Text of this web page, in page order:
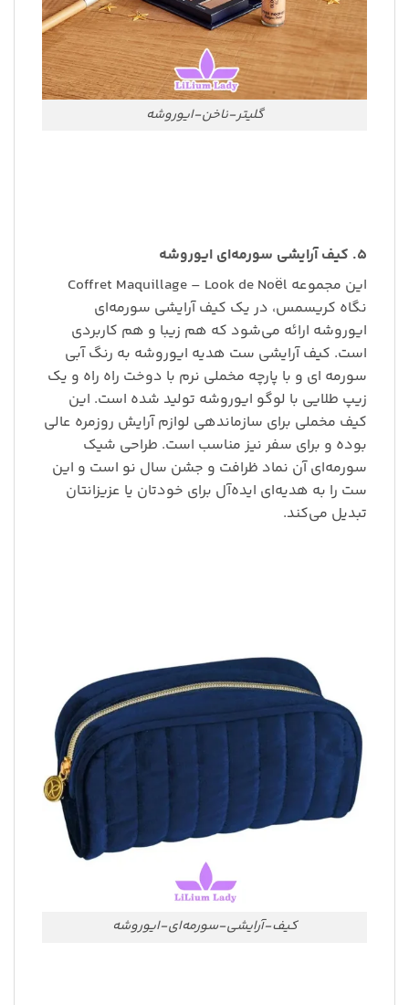
گلیتر-ناخن-ایوروشه
۵. کیف آرایشی سورمه‌ای ایوروشه
این مجموعه Coffret Maquillage – Look de Noël
نگاه کریسمس، در یک کیف آرایشی سورمه‌ای
ایوروشه ارائه می‌شود که هم زیبا و هم کاربردی
است. کیف آرایشی ست هدیه ایوروشه به رنگ آبی
سورمه ای و با پارچه مخملی نرم با دوخت راه راه و یک
زیپ طلایی با لوگو ایوروشه تولید شده است. این
کیف مخملی برای سازماندهی لوازم آرایش روزمره عالی
بوده و برای سفر نیز مناسب است. طراحی شیک
سورمه‌ای آن نماد ظرافت و جشن سال نو است و این
ست را به هدیه‌ای ایده‌آل برای خودتان یا عزیزانتان
تبدیل می‌کند.
کیف-آرایشی-سورمه‌ای-ایوروشه